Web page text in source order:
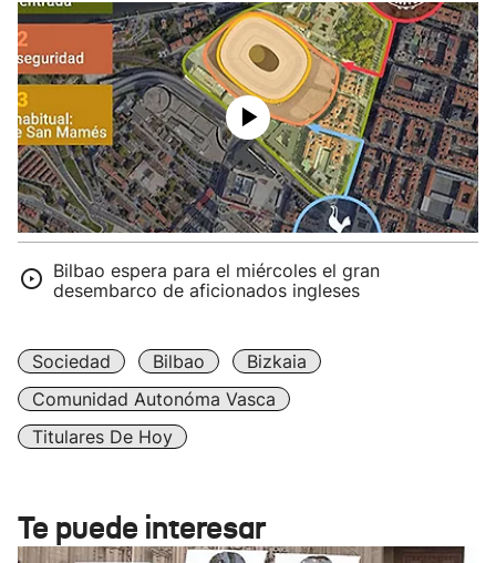
Bilbao espera para el miércoles el gran
desembarco de aficionados ingleses
Sociedad Bilbao
Bizkaia
Comunidad Autonóma Vasca
Titulares De Hoy
Te puede interesar